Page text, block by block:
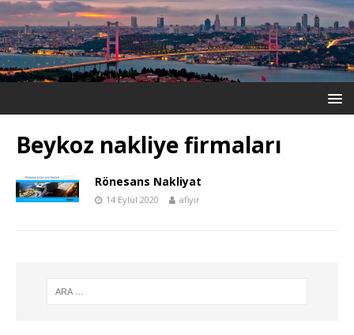
Beykoz nakliye firmaları
Rönesans Nakliyat
14 Eylül 2020 afiyir